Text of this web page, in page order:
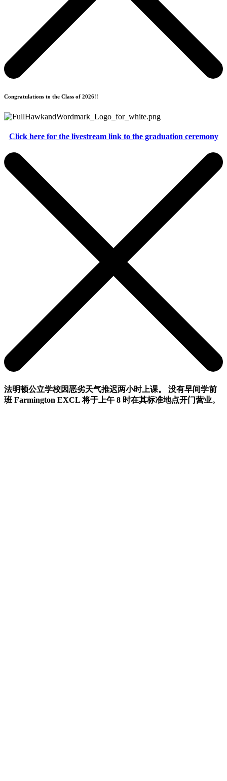
Congratulations to the Class of 2026!!
Click here for the livestream link to the graduation ceremony
法明顿公立学校因恶劣天气推迟两小时上课。 没有早间学前
班 Farmington EXCL 将于上午 8 时在其标准地点开门营业。